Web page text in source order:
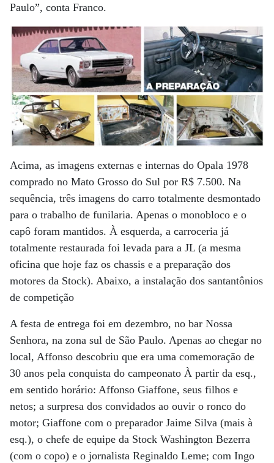
Paulo”, conta Franco.
Acima, as imagens externas e internas do Opala 1978
comprado no Mato Grosso do Sul por R$ 7.500. Na
sequência, três imagens do carro totalmente desmontado
para o trabalho de funilaria. Apenas o monobloco e o
capô foram mantidos. À esquerda, a carroceria já
totalmente restaurada foi levada para a JL (a mesma
oficina que hoje faz os chassis e a preparação dos
motores da Stock). Abaixo, a instalação dos santantônios
de competição
A festa de entrega foi em dezembro, no bar Nossa
Senhora, na zona sul de São Paulo. Apenas ao chegar no
local, Affonso descobriu que era uma comemoração de
30 anos pela conquista do campeonato À partir da esq.,
em sentido horário: Affonso Giaffone, seus filhos e
netos; a surpresa dos convidados ao ouvir o ronco do
motor; Giaffone com o preparador Jaime Silva (mais à
esq.), o chefe de equipe da Stock Washington Bezerra
(com o copo) e o jornalista Reginaldo Leme; com Ingo